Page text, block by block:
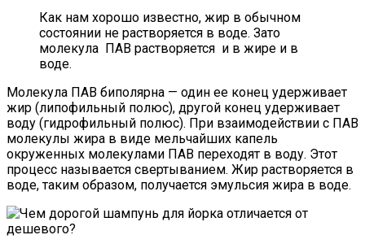
Как нам хорошо известно, жир в обычном
состоянии не растворяется в воде. Зато
молекула ПАВ растворяется и в жире и в
воде.
Молекула ПАВ биполярна — один ее конец удерживает
жир (липофильный полюс), другой конец удерживает
воду (гидрофильный полюс). При взаимодействии с ПАВ
молекулы жира в виде мельчайших капель
окруженных молекулами ПАВ переходят в воду. Этот
процесс называется свертыванием. Жир растворяется в
воде, таким образом, получается эмульсия жира в воде.